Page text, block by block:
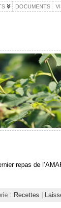
DOCUMENTS
repas de
: Recettes